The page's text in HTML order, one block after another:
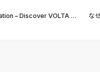
VOLTA platform（Webセミナー）